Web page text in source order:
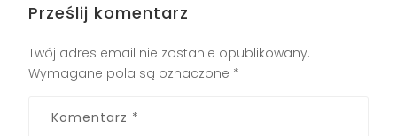
Prześlij komentarz
Twój adres email nie zostanie opublikowany.
Wymagane pola są oznaczone *